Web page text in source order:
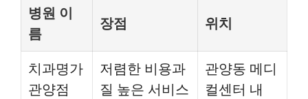
병원 이
름
장점 위치
치과명가
관양점
저렴한 비용과
질 높은 서비스
관양동 메디
컬센터 내